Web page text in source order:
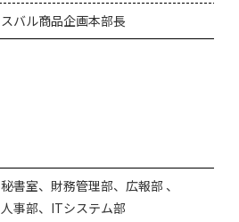
スバル商品企画本部長
秘書室、財務管理部、広報部 、
人事部、ITシステム部